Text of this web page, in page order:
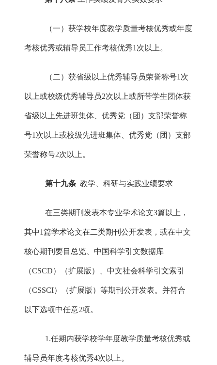
（一）获学校年度教学质量考核优秀或年度
考核优秀或辅导员工作考核优秀1次以上。
（二）获省级以上优秀辅导员荣誉称号1次
以上或校级优秀辅导员2次以上或所带学生团体获
省级以上先进班集体、优秀党（团）支部荣誉称
号1次以上或校级先进班集体、优秀党（团）支部
荣誉称号2次以上。
第十九条 教学、科研与实践业绩要求
在三类期刊发表本专业学术论文3篇以上，
其中1篇学术论文在二类期刊公开发表，或在中文
核心期刊要目总览、中国科学引文数据库
（CSCD）（扩展版）、中文社会科学引文索引
（CSSCI）（扩展版）等期刊公开发表。并符合
以下选项中任意2项。
1.任期内获学校学年度教学质量考核优秀或
辅导员年度考核优秀4次以上。